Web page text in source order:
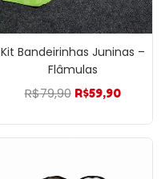
Kit Bandeirinhas Juninas –
Flâmulas
R$79,90 O
original
R$79,90.
R$59,90O
atual